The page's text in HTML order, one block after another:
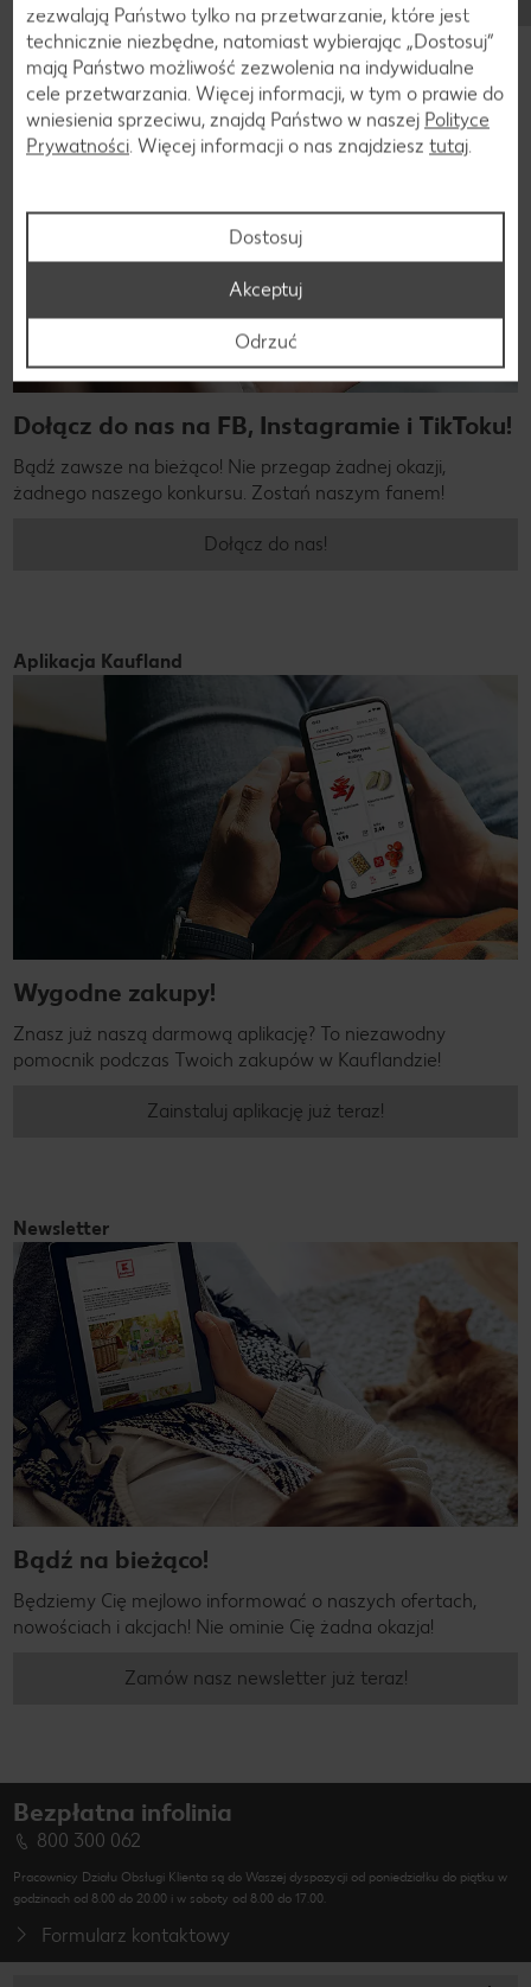
Jesteśmy w mediach społeczniościowych!
Dołącz do nas na FB, Instagramie i TikToku!
Bądź zawsze na bieżąco! Nie przegap żadnej okazji,
żadnego naszego konkursu. Zostań naszym fanem!
Dołącz do nas!
Aplikacja Kaufland
Wygodne zakupy!
Znasz już naszą darmową aplikację? To niezawodny
pomocnik podczas Twoich zakupów w Kauflandzie!
Zainstaluj aplikację już teraz!
Newsletter
Bądź na bieżąco!
Będziemy Cię mejlowo informować o naszych ofertach,
nowościach i akcjach! Nie ominie Cię żadna okazja!
Zamów nasz newsletter już teraz!
Bezpłatna infolinia
800 300 062
Pracownicy Działu Obsługi Klienta są do Waszej dyspozycji od poniedziałku do piątku w
godzinach od 8.00 do 20.00 i w soboty od 8.00 do 17.00.
Formularz kontaktowy
zezwalają Państwo tylko na przetwarzanie, które jest
technicznie niezbędne, natomiast wybierając „Dostosuj”
mają Państwo możliwość zezwolenia na indywidualne
cele przetwarzania. Więcej informacji, w tym o prawie do
wniesienia sprzeciwu, znajdą Państwo w naszej Polityce
Prywatności. Więcej informacji o nas znajdziesz tutaj.
Dostosuj
Odrzuć
Akceptuj